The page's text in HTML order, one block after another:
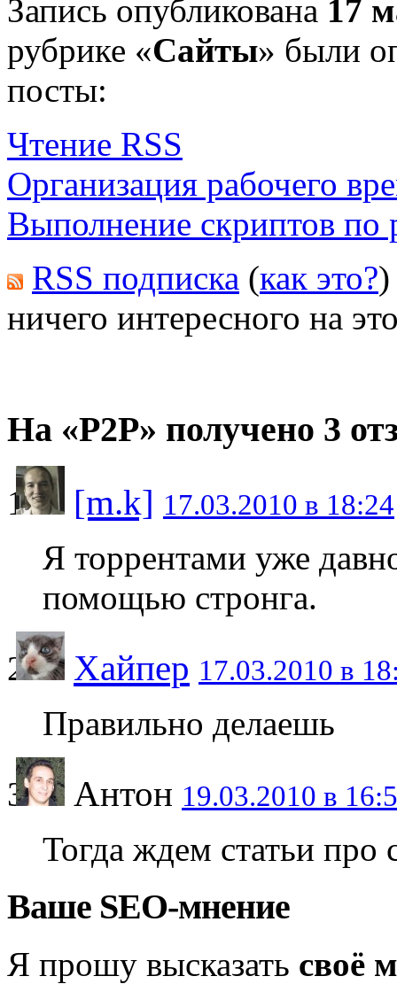
Запись опубликована 17
рубрике «Сайты» были
посты:
Чтение RSS
Организация рабочего
Выполнение скриптов по
RSS подписка (как это?)
ничего интересного на
На «P2P» получено 3
[m.k] 17.03.2010 в 18:24
Я торрентами уже
помощью стронга.
Хайпер 17.03.2010 в
Правильно делаешь
Антон 19.03.2010 в
Тогда ждем статьи про
Ваше SEO-мнение
Я прошу высказать своё